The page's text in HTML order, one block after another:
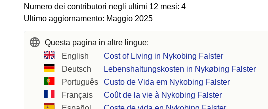
Numero dei contributori negli ultimi 12 mesi: 4
Ultimo aggiornamento: Maggio 2025
Questa pagina in altre lingue:
English
Cost of Living in Nykobing Falster
Deutsch
Lebenshaltungskosten in Nykøbing Falster
Português
Custo de Vida em Nykobing Falster
Français
Coût de la vie à Nykobing Falster